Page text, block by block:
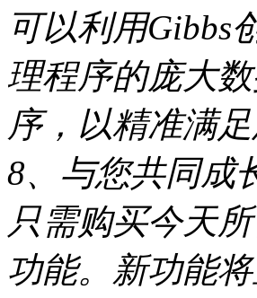
可以利用Gibbs
理程序的庞大
序，以精准满
8、与您共同成
只需购买今天
功能。新功能